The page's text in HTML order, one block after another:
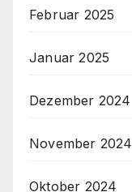
Februar 2025
Januar 2025
Dezember 2024
November 2024
Oktober 2024